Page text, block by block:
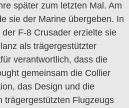
später zum letzten Mal. Am
sie der Marine übergeben. In
F-8 Crusader erzielte sie
als trägergestützter
verantwortlich, dass die
gemeinsam die Collier
das Design und die
trägergestützten Flugzeugs